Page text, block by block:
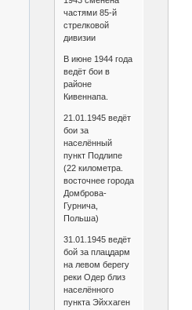
частями 85-й
стрелковой
дивизии
В июне 1944 года
ведёт бои в
районе
Кивеннапа.
21.01.1945 ведёт
бои за
населённый
пункт Подлипе
(22 километра.
восточнее города
Домброва-
Гурнича,
Польша)
31.01.1945 ведёт
бой за плацдарм
на левом берегу
реки Одер близ
населённого
пункта Эйххаген